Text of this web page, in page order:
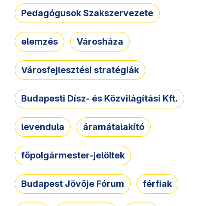
Pedagógusok Szakszervezete
elemzés Városháza
Városfejlesztési stratégiák
Budapesti Dísz- és Közvilágítási Kft.
levendula áramátalakító
főpolgármester-jelöltek
Budapest Jövője Fórum férfiak